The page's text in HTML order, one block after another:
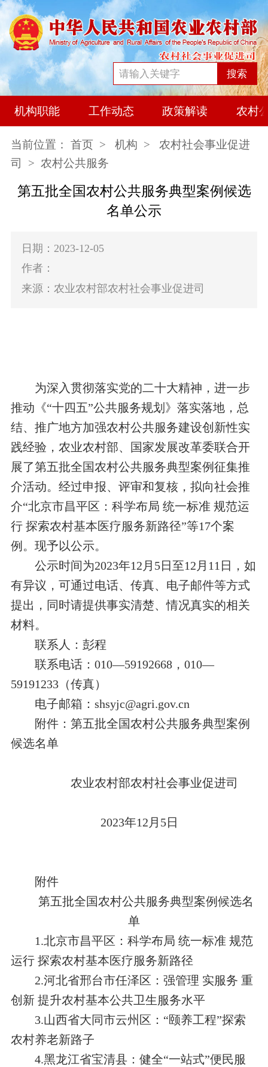
搜索
机构职能 工作动态 政策解读 农村
当前位置： 首页 > 机构 >
农村社会事业促进
司
> 农村公共服务
第五批全国农村公共服务典型案例候选
名单公示
日期：2023-12-05
作者：
来源：农业农村部农村社会事业促进司
为深入贯彻落实党的二十大精神，进一步
推动《“十四五”公共服务规划》落实落地，总
结、推广地方加强农村公共服务建设创新性实
践经验，农业农村部、国家发展改革委联合开
展了第五批全国农村公共服务典型案例征集推
介活动。经过申报、评审和复核，拟向社会推
介“北京市昌平区：科学布局 统一标准 规范运
行 探索农村基本医疗服务新路径”等17个案
例。现予以公示。
公示时间为2023年12月5日至12月11日，如
有异议，可通过电话、传真、电子邮件等方式
提出，同时请提供事实清楚、情况真实的相关
材料。
联系人：彭程
联系电话：010—59192668，010—
59191233（传真）
电子邮箱： shsyjc@agri.gov.cn
附件：第五批全国农村公共服务典型案例
候选名单
农业农村部农村社会事业促进司
2023年12月5日
附件
第五批全国农村公共服务典型案例候选名
单
1.北京市昌平区：科学布局 统一标准 规范
运行 探索农村基本医疗服务新路径
2.河北省邢台市任泽区：强管理 实服务 重
创新 提升农村基本公共卫生服务水平
3.山西省大同市云州区：“颐养工程”探索
农村养老新路子
4.黑龙江省宝清县：健全“一站式”便民服